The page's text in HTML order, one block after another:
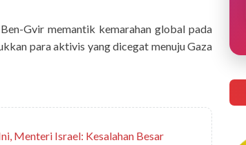
Gvir memantik kemarahan global pada
para aktivis yang dicegat menuju Gaza
Menteri Israel: Kesalahan Besar